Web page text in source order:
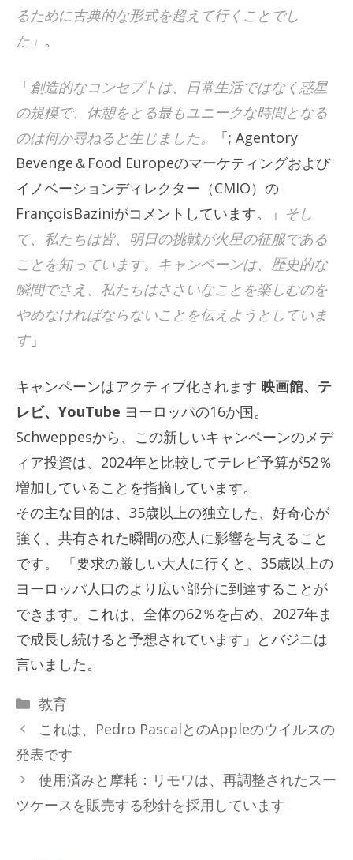
るために古典的な形式を超えて行くことでし
た」 。
「創造的なコンセプトは、日常生活ではなく惑星
の規模で、休憩をとる最もユニークな時間となる
のは何か尋ねると生じました。
「; Agentory
Bevenge＆Food Europeのマーケティングおよび
イノベーションディレクター（CMIO）の
FrançoisBaziniがコメントしています。」 そし
て、私たちは皆、明日の挑戦が火星の征服である
ことを知っています。キャンペーンは、歴史的な
瞬間でさえ、私たちはささいなことを楽しむのを
やめなければならないことを伝えようとしていま
す」
キャンペーンはアクティブ化されます 映画館、テ
レビ、YouTube ヨーロッパの16か国。
Schweppesから、この新しいキャンペーンのメデ
ィア投資は、2024年と比較してテレビ予算が52％
増加していることを指摘しています。
その主な目的は、35歳以上の独立した、好奇心が
強く、共有された瞬間の恋人に影響を与えること
です。 「要求の厳しい大人に行くと、35歳以上の
ヨーロッパ人口のより広い部分に到達することが
できます。これは、全体の62％を占め、2027年ま
で成長し続けると予想されています」とバジニは
言いました。
カ
テ
リ
ー
教育
これは、Pedro PascalとのAppleのウイルスの
発表です
使用済みと摩耗：リモワは、再調整されたスー
ツケースを販売する秒針を採用しています